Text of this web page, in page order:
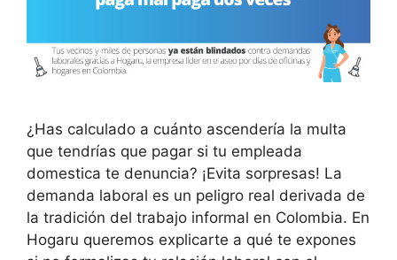
¿Has calculado a cuánto ascendería la multa
que tendrías que pagar si tu empleada
domestica te denuncia? ¡Evita sorpresas! La
demanda laboral es un peligro real derivada de
la tradición del trabajo informal en Colombia. En
Hogaru queremos explicarte a qué te expones